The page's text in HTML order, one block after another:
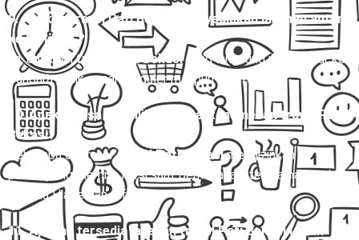
9. Apakah travel Pati Bekasi menyediakan layanan antar
ke bandara ?
Ya, ada opsitravel Pati Bekasiyang langsung mengantar ke
Bandara , baik secara reguler maupun charter.
10. Apakah bisa memilih kursi saat memesan travel Pati
Bekasi?
Beberapa operatortravel Pati Bekasimengizinkan
penumpang memilih kursi saat pemesanan, terutama untuk
armada Hiace dan Elf.
11. Apakah tersedia layanan travel Pati Bekasi untuk